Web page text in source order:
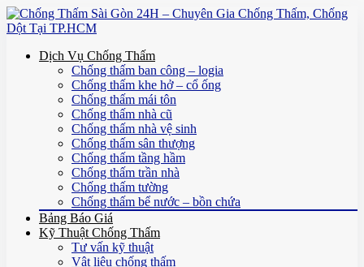
Dịch Vụ Chống Thấm
Chống thấm ban công – logia
Chống thấm khe hở – cổ ống
Chống thấm mái tôn
Chống thấm nhà cũ
Chống thấm nhà vệ sinh
Chống thấm sân thượng
Chống thấm tầng hầm
Chống thấm trần nhà
Chống thấm tường
Chống thấm bể nước – bồn chứa
Bảng Báo Giá
Kỹ Thuật Chống Thấm
Tư vấn kỹ thuật
Vật liệu chống thấm